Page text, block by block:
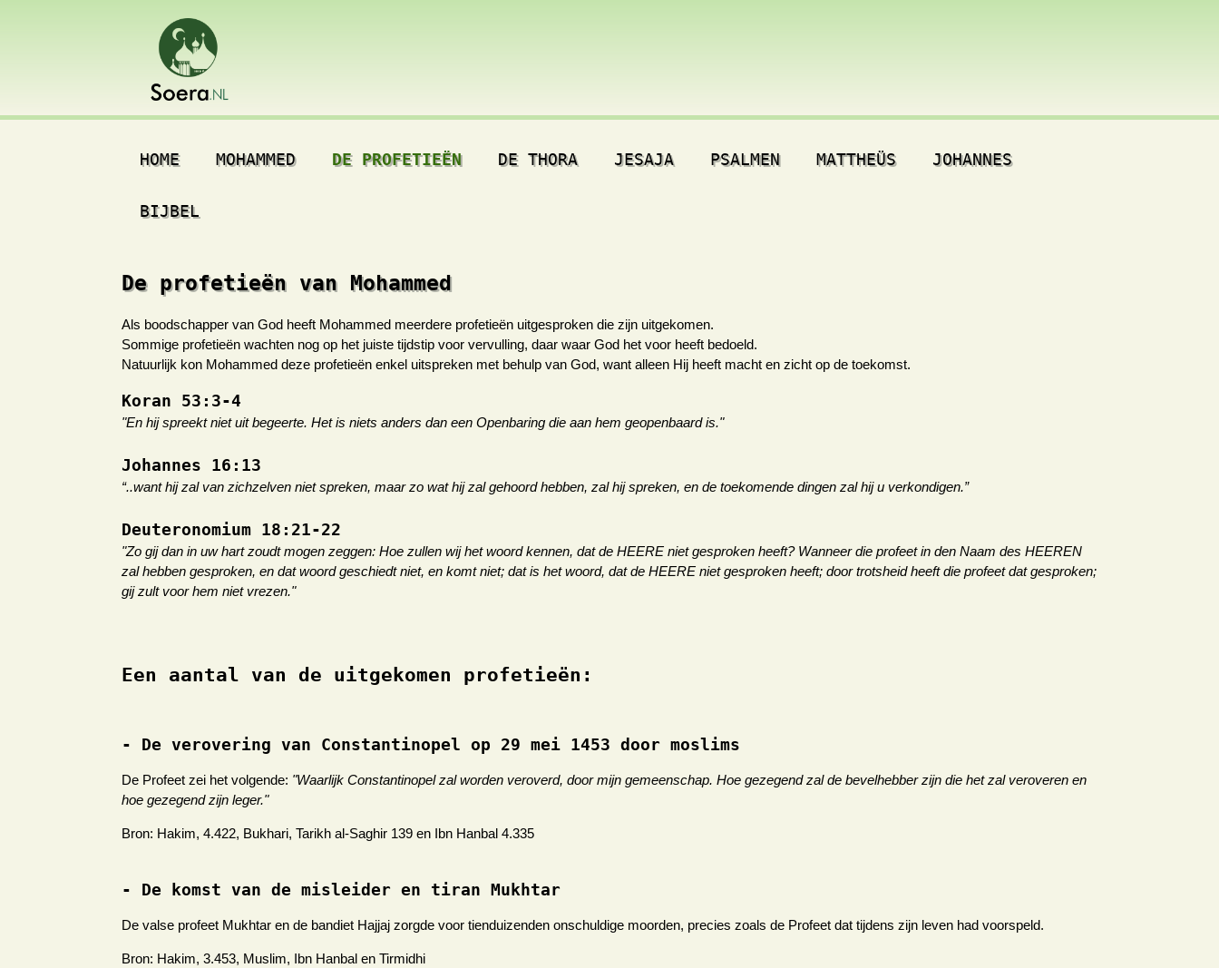
HOME MOHAMMED DE PROFETIEËN DE THORA JESAJA PSALMEN MATTHEÜS JOHANNES
BIJBEL
De profetieën van Mohammed
Als boodschapper van God heeft Mohammed meerdere profetieën uitgesproken die zijn uitgekomen.
Sommige profetieën wachten nog op het juiste tijdstip voor vervulling, daar waar God het voor heeft bedoeld.
Natuurlijk kon Mohammed deze profetieën enkel uitspreken met behulp van God, want alleen Hij heeft macht en zicht op de toekomst.
Koran 53:3-4
"En hij spreekt niet uit begeerte. Het is niets anders dan een Openbaring die aan hem geopenbaard is."
Johannes 16:13
“..want hij zal van zichzelven niet spreken, maar zo wat hij zal gehoord hebben, zal hij spreken, en de toekomende dingen zal hij u verkondigen.”
Deuteronomium 18:21-22
"Zo gij dan in uw hart zoudt mogen zeggen: Hoe zullen wij het woord kennen, dat de HEERE niet gesproken heeft? Wanneer die profeet in den Naam des HEEREN
zal hebben gesproken, en dat woord geschiedt niet, en komt niet; dat is het woord, dat de HEERE niet gesproken heeft; door trotsheid heeft die profeet dat gesproken;
gij zult voor hem niet vrezen."
Een aantal van de uitgekomen profetieën:
- De verovering van Constantinopel op 29 mei 1453 door moslims
De Profeet zei het volgende: "Waarlijk Constantinopel zal worden veroverd, door mijn gemeenschap. Hoe gezegend zal de bevelhebber zijn die het zal veroveren en
hoe gezegend zijn leger."
Bron: Hakim, 4.422, Bukhari, Tarikh al-Saghir 139 en Ibn Hanbal 4.335
- De komst van de misleider en tiran Mukhtar
De valse profeet Mukhtar en de bandiet Hajjaj zorgde voor tienduizenden onschuldige moorden, precies zoals de Profeet dat tijdens zijn leven had voorspeld.
Bron: Hakim, 3.453, Muslim, Ibn Hanbal en Tirmidhi